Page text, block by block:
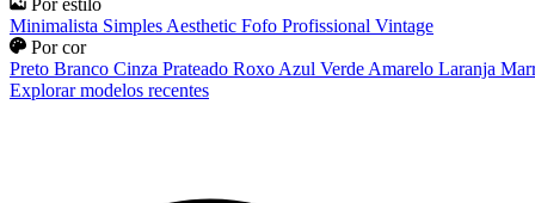
Por estilo
Minimalista Simples Aesthetic Fofo Profissional Vintage
Por cor
Preto Branco Cinza Prateado Roxo Azul Verde Amarelo Laranja
Explorar modelos recentes